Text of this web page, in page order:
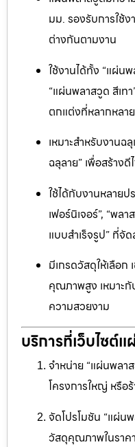
มม. รองรับการใช้
ต่างกันตามงาน
ใช้งานได้ทั้ง “แผ่น
“แผ่นพลาสวูด สีเท
ตกแต่งที่หลากหลาย
เหมาะสำหรับงาน
ฉลุลาย” เพื่อสร้าง
ใช้ได้กับงานหลายป
เฟอร์นิเจอร์”, “พล
แบบสำเร็จรูป” ที่จั
มีเกรดวัสดุให้เลือก
คุณภาพสูง เหมาะ
ความสวยงาม
บริการที่เว็บไซต์
จำหน่าย “แผ่นพลา
โครงการใหญ่ หรือ
จัดโปรโมชัน “แผ่น
วัสดุคุณภาพในราค